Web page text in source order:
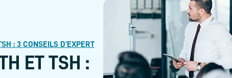
: 3 CONSEILS D’EXPERT
ET TSH :